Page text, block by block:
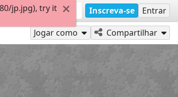
Inscreva-se Entrar
Jogar como Compartilhar
jp.jpg), try it